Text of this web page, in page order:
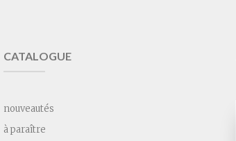
CATALOGUE
nouveautés
à paraître